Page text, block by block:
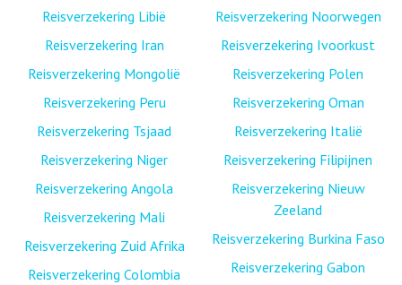
Reisverzekering Libië
Reisverzekering Iran
Reisverzekering Mongolië
Reisverzekering Peru
Reisverzekering Tsjaad
Reisverzekering Niger
Reisverzekering Angola
Reisverzekering Mali
Reisverzekering Zuid Afrika
Reisverzekering Colombia
Reisverzekering Noorwegen
Reisverzekering Ivoorkust
Reisverzekering Polen
Reisverzekering Oman
Reisverzekering Italië
Reisverzekering Filipijnen
Reisverzekering Nieuw
Zeeland
Reisverzekering Burkina Faso
Reisverzekering Gabon